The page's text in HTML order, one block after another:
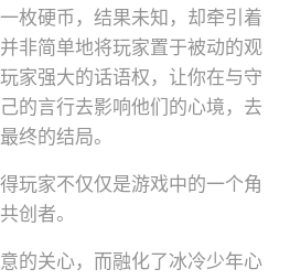
枚硬币，结果未知，却牵引着
非简单地将玩家置于被动的观
家强大的话语权，让你在与守
的言行去影响他们的心境，去
终的结局。
玩家不仅仅是游戏中的一个角
创者。
的关心，而融化了冰冷少年心